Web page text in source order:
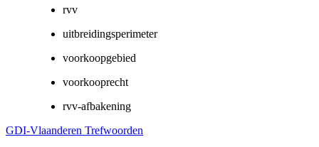
rvv
uitbreidingsperimeter
voorkoopgebied
voorkooprecht
rvv-afbakening
GDI-Vlaanderen Trefwoorden